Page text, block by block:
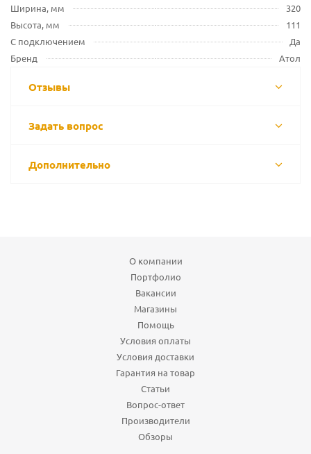
Ширина, мм
320
Высота, мм
111
С подключением
Да
Бренд
Атол
Отзывы
Задать вопрос
Дополнительно
О компании
Портфолио
Вакансии
Магазины
Помощь
Условия оплаты
Условия доставки
Гарантия на товар
Статьи
Вопрос-ответ
Производители
Обзоры